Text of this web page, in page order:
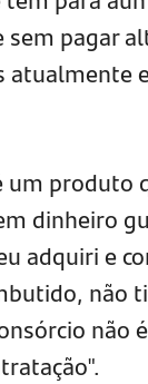
pagar
um produto
dinheiro
adquiri e
não
não